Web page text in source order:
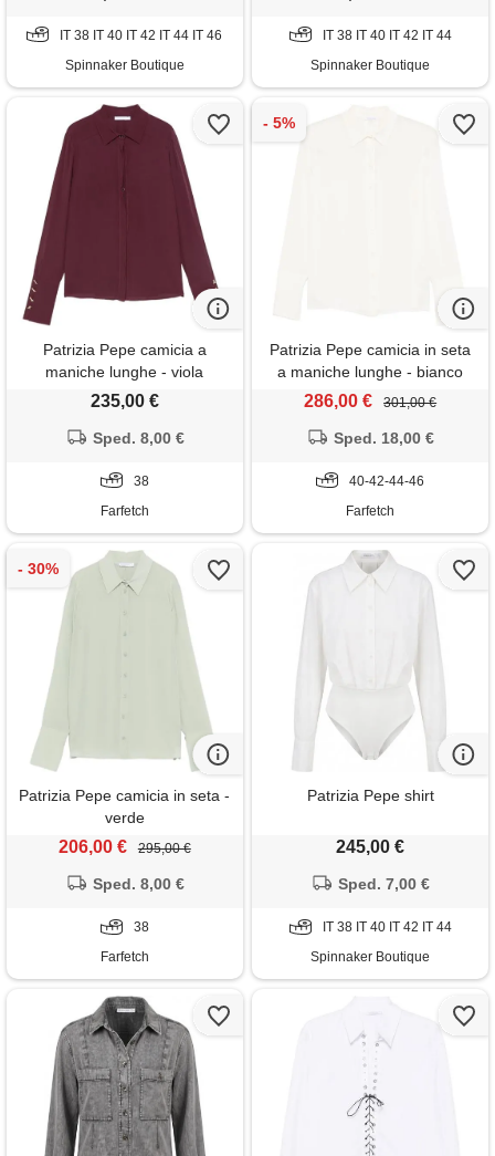
IT 38 IT 40 IT 42 IT 44 IT 46
Spinnaker Boutique
IT 38 IT 40 IT 42 IT 44
Spinnaker Boutique
Patrizia Pepe camicia a
maniche lunghe - viola
235,00 €
Sped. 8,00 €
38
Farfetch
Patrizia Pepe camicia in seta
a maniche lunghe - bianco
286,00 € 301,00 €
Sped. 18,00 €
40-42-44-46
Farfetch
Patrizia Pepe camicia in seta -
verde
206,00 € 295,00 €
Sped. 8,00 €
38
Farfetch
Patrizia Pepe shirt
245,00 €
Sped. 7,00 €
IT 38 IT 40 IT 42 IT 44
Spinnaker Boutique